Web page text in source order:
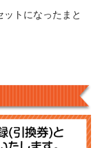
トになったまと